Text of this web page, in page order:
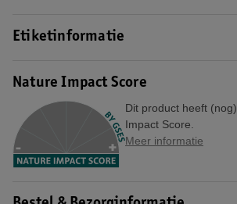
Etiketinformatie
Nature Impact Score
Dit product heeft
Impact Score.
Meer informatie